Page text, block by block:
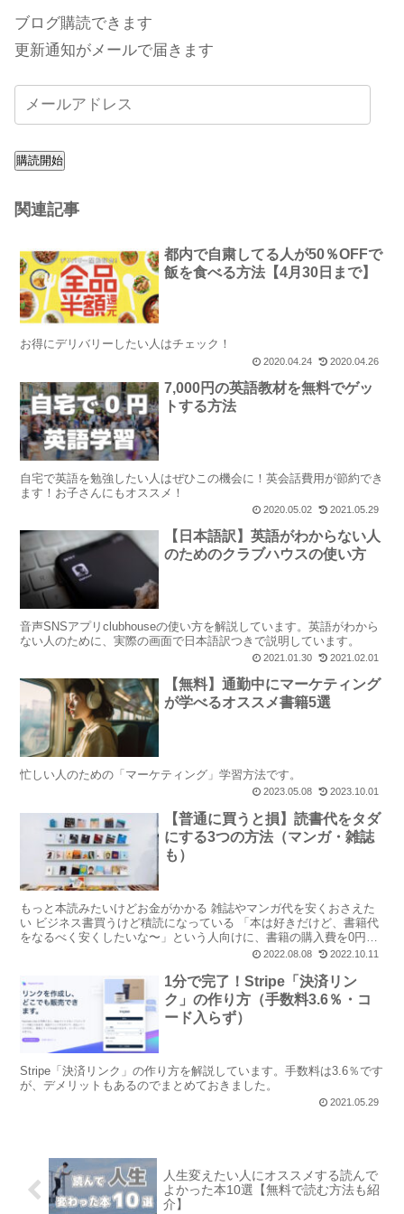
ブログ購読できます
更新通知がメールで届きます
購読開始
関連記事
都内で自粛してる人が50％OFFで
飯を食べる方法【4月30日まで】
お得にデリバリーしたい人はチェック！
2020.04.24 2020.04.26
7,000円の英語教材を無料でゲッ
トする方法
自宅で英語を勉強したい人はぜひこの機会に！英会話費用が節約でき
ます！お子さんにもオススメ！
2020.05.02 2021.05.29
【日本語訳】英語がわからない人
のためのクラブハウスの使い方
音声SNSアプリclubhouseの使い方を解説しています。英語がわから
ない人のために、実際の画面で日本語訳つきで説明しています。
2021.01.30 2021.02.01
【無料】通勤中にマーケティング
が学べるオススメ書籍5選
忙しい人のための「マーケティング」学習方法です。
2023.05.08 2023.10.01
【普通に買うと損】読書代をタダ
にする3つの方法（マンガ・雑誌
も）
もっと本読みたいけどお金がかかる 雑誌やマンガ代を安くおさえた
い ビジネス書買うけど積読になっている 「本は好きだけど、書籍代
をなるべく安くしたいな〜」という人向けに、書籍の購入費を0円に
する方法を3つ紹介します。 知らずに普通に本を買って...
2022.08.08 2022.10.11
1分で完了！Stripe「決済リン
ク」の作り方（手数料3.6％・コ
ード入らず）
Stripe「決済リンク」の作り方を解説しています。手数料は3.6％です
が、デメリットもあるのでまとめておきました。
2021.05.29
人生変えたい人にオススメする読んで
よかった本10選【無料で読む方法も紹
介】